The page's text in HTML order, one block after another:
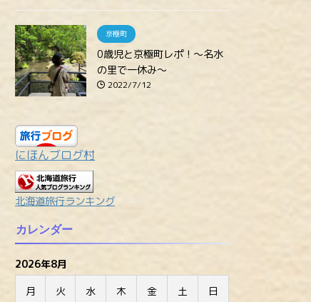
京極町
0歳児と京極町レポ！～名水
の里で一休み～
2022/7/12
にほんブログ村
北海道旅行ランキング
カレンダー
2026年8月
月
火 水 木 金 土 日